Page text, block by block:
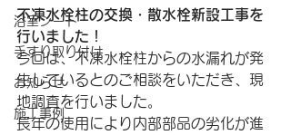
浴室シート
手すり取り付け
お知らせ
施工事例
不凍水栓柱の交換・散水栓新設工事を
行いました！
今回は、不凍水栓柱からの水漏れが発
生しているとのご相談をいただき、現
地調査を行いました。
長年の使用により内部部品の劣化が進